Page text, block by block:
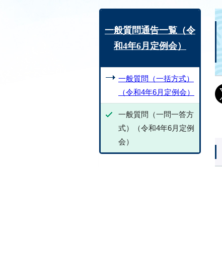
一般質問通告一覧（令
和4年6月定例会）
一般質問（一括方式）
（令和4年6月定例会）
一般質問（一問一答方
式）（令和4年6月定例
会）